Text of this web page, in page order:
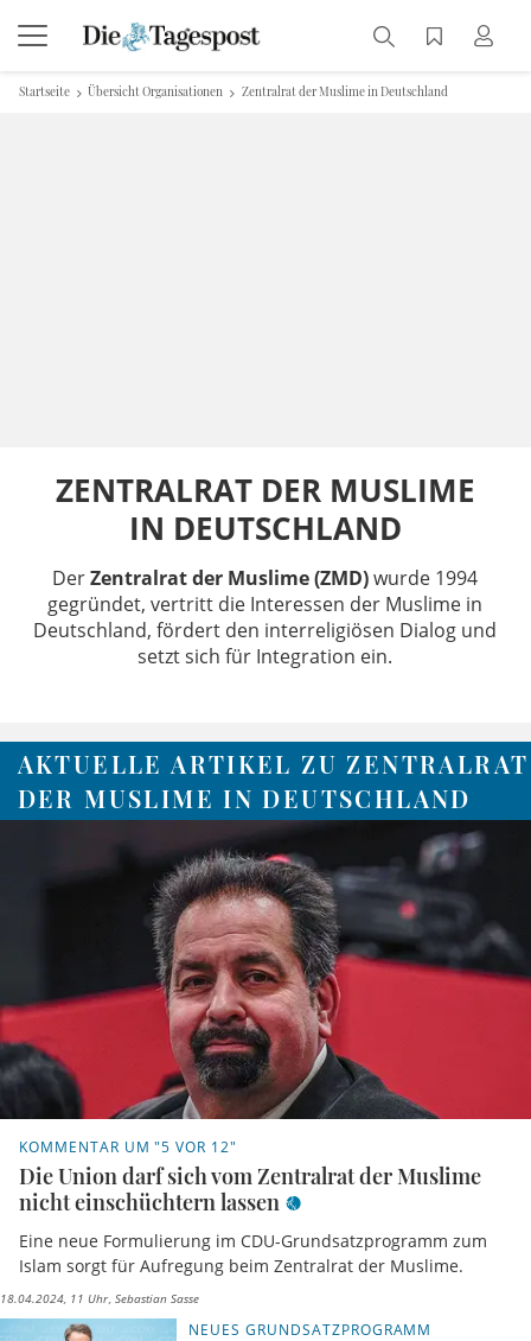
Startseite Übersicht Organisationen Zentralrat der Muslime in Deutschland
ZENTRALRAT DER MUSLIME
IN DEUTSCHLAND
DerZentralrat der Muslime (ZMD)wurde 1994
gegründet, vertritt die Interessen der Muslime in
Deutschland, fördert den interreligiösen Dialog und
setzt sich für Integration ein.
AKTUELLE ARTIKEL ZU ZENTRALRAT
DER MUSLIME IN DEUTSCHLAND
KOMMENTAR UM "5 VOR 12"
Die Union darf sich vom Zentralrat der Muslime
nicht einschüchtern lassen
Eine neue Formulierung im CDU-Grundsatzprogramm zum
Islam sorgt für Aufregung beim Zentralrat der Muslime.
18.04.2024, 11 Uhr Sebastian Sasse
NEUES GRUNDSATZPROGRAMM